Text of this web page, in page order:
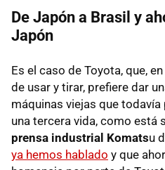
De Japón a Brasil y
Japón
Es el caso de Toyota, que,
de usar y tirar, prefiere dar
máquinas viejas que
una tercera vida, como está
prensa industrial Komatsu
ya hemos hablado y que